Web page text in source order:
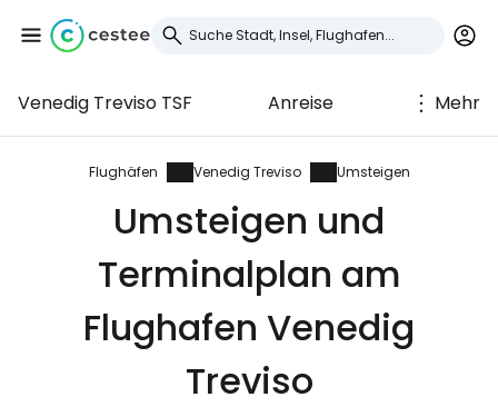
Venedig Treviso TSF Anreise Mehr
Flughäfen Venedig Treviso Umsteigen
Umsteigen und
Terminalplan am
Flughafen Venedig
Treviso
Anmeldung bei
Cestee
... die weltweite Reise-Community
Weiter mit Google
Weiter mit Facebook